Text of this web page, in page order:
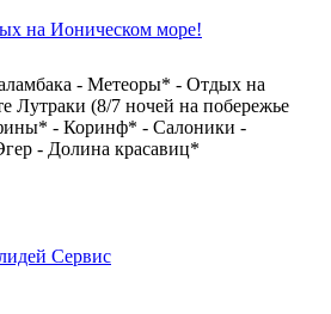
на Ионическом море!
- Метеоры* - Отдых на
Лутраки (8/7 ночей на побережье
- Коринф* - Салоники -
- Долина красавиц*
Сервис